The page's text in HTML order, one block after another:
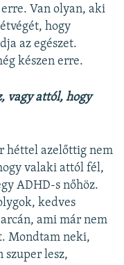
Van olyan, aki
hogy
az egészet.
készen erre.
vagy attól, hogy
héttel azelőttig nem
valaki attól fél,
ADHD-s nőhöz.
kedves
ami már nem
Mondtam neki,
szuper lesz,